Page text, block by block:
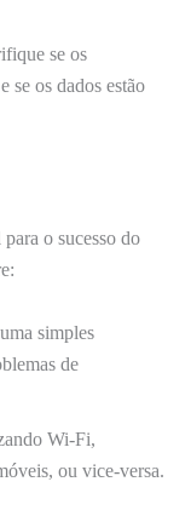
se os
se os dados estão
o sucesso do
simples
de
Wi-Fi,
ou vice-versa.